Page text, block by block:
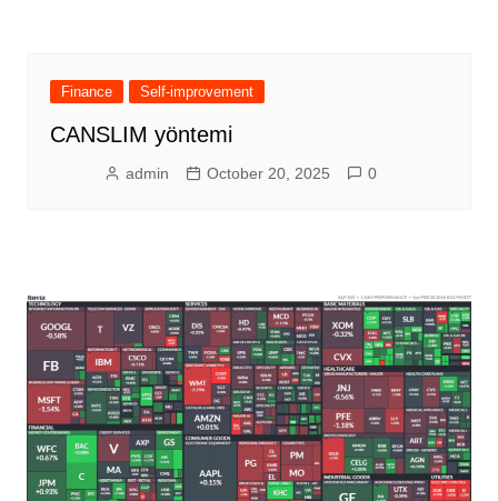
Finance Self-improvement
CANSLIM yöntemi
admin October 20, 2025 0